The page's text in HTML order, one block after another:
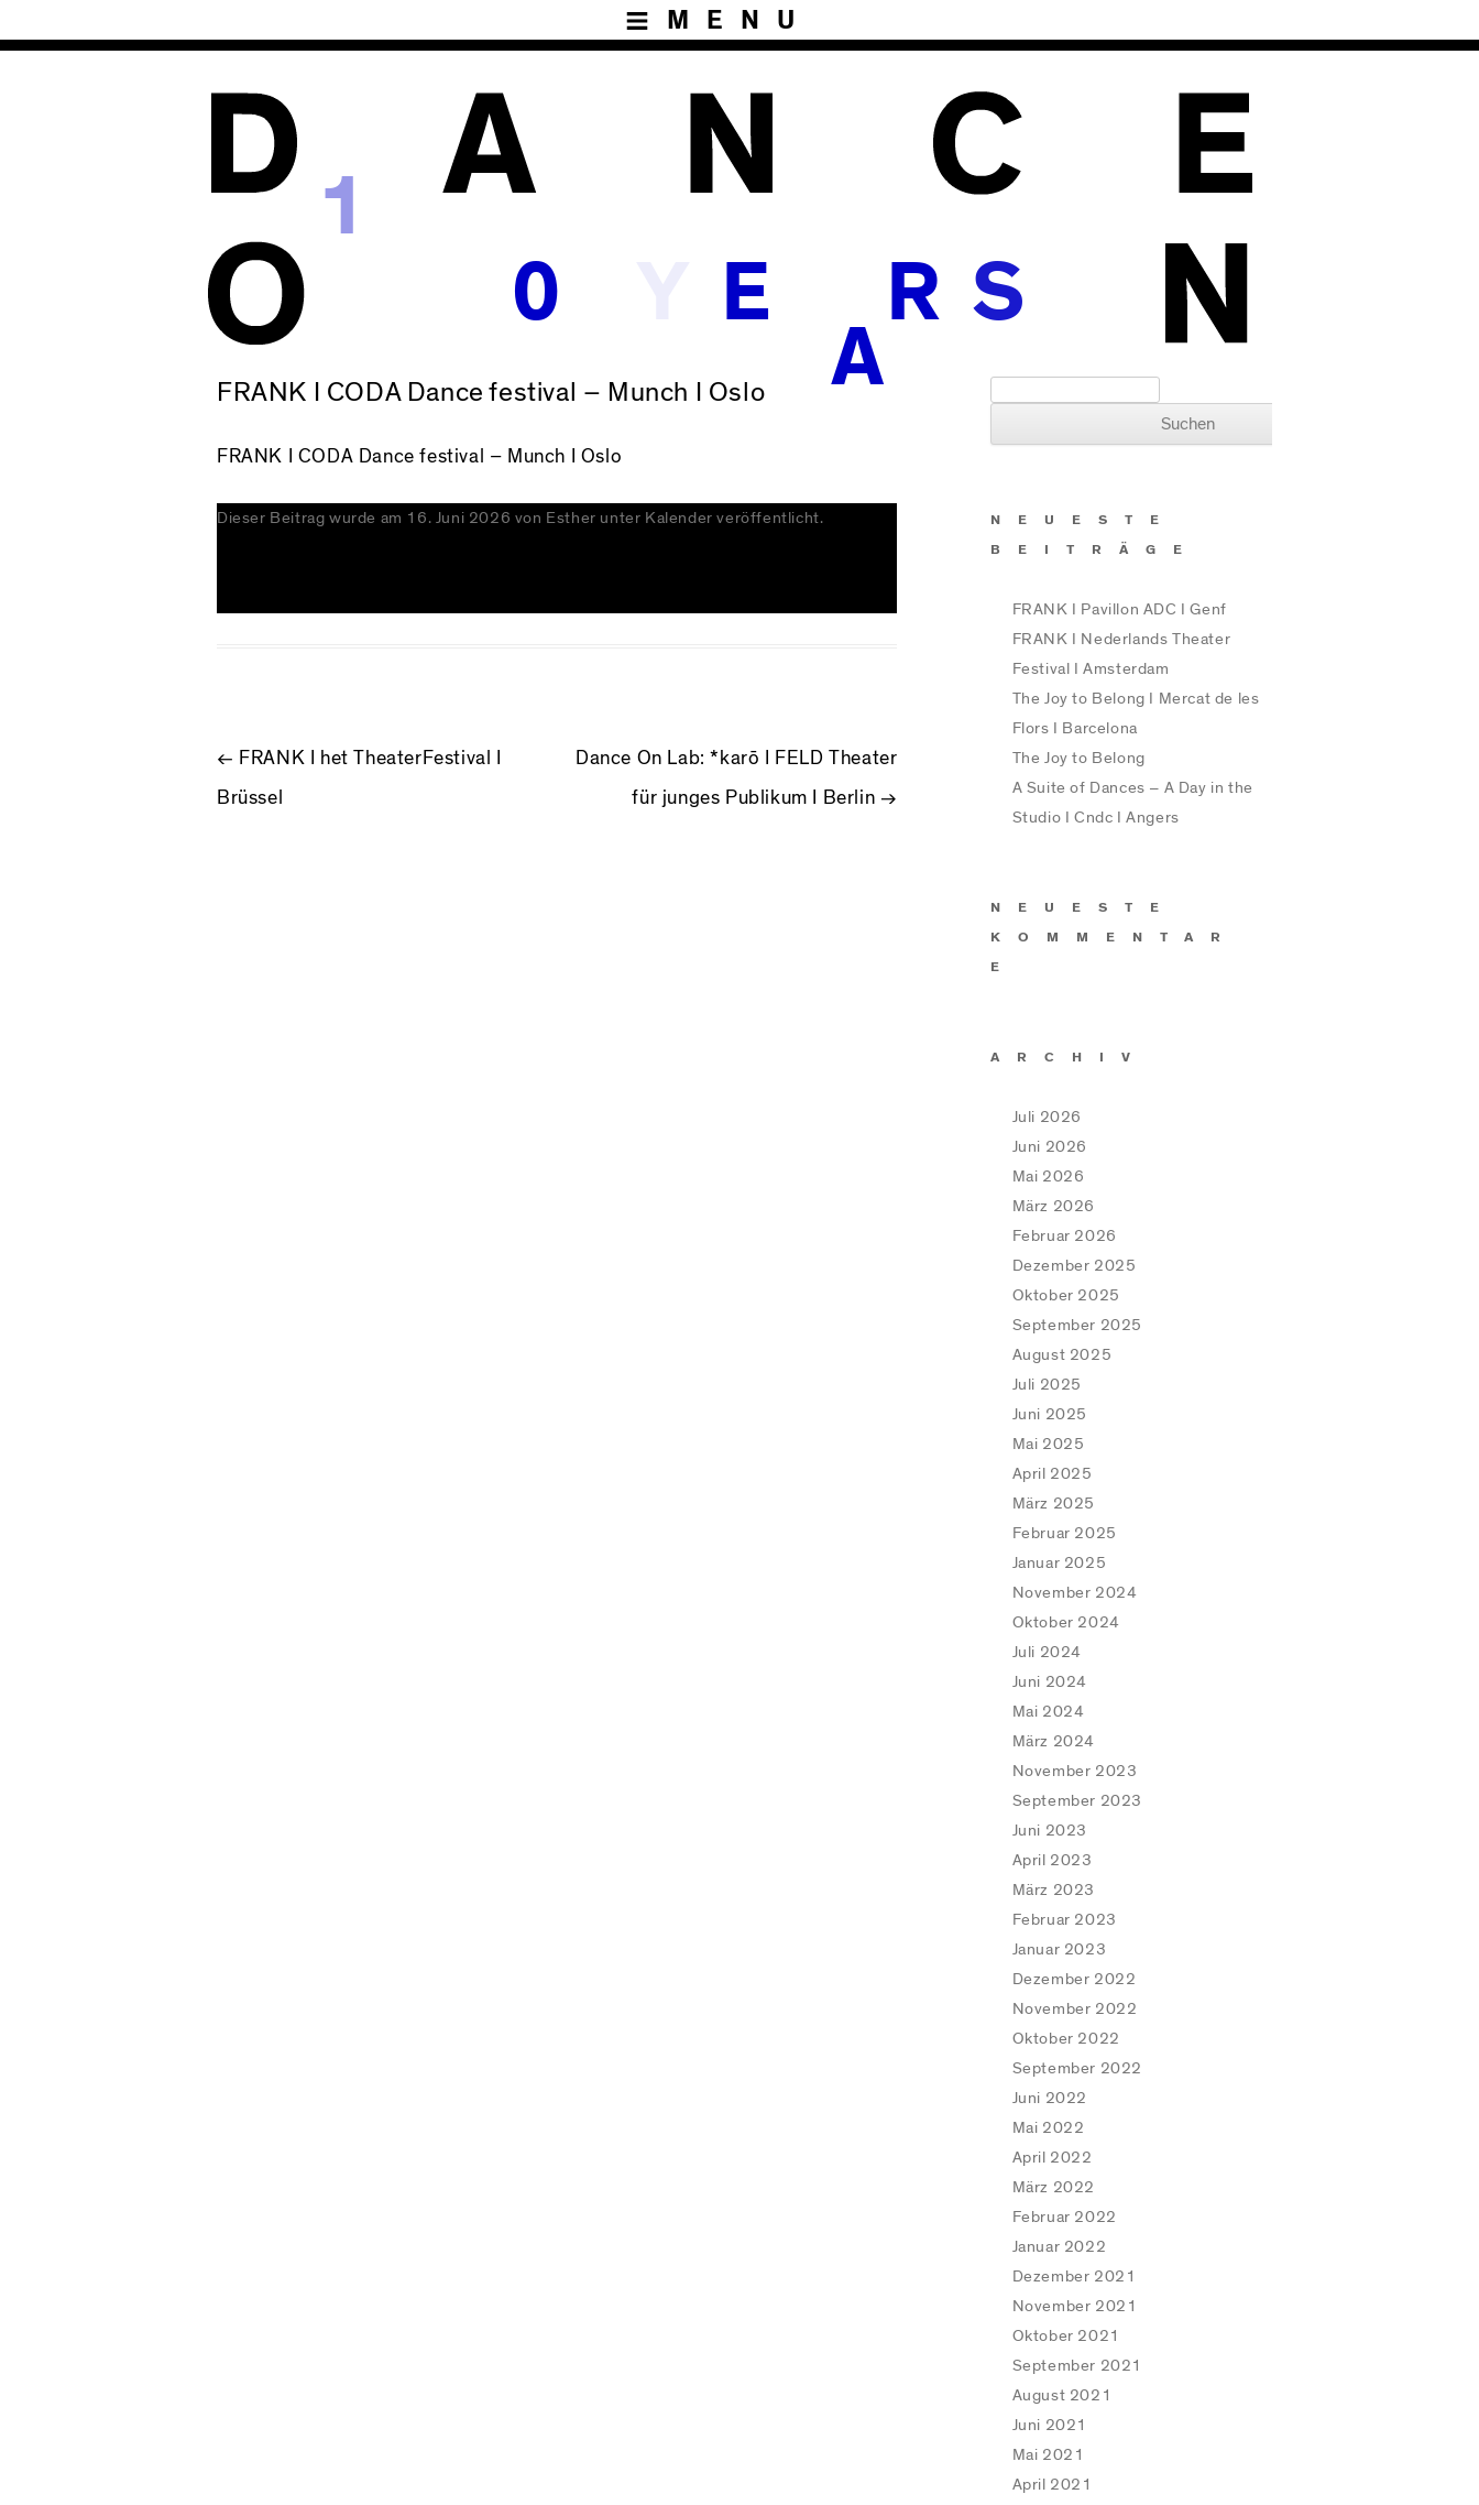
MENU
1
0
E
A
R
FRANK I CODA Dance festival – Munch I Oslo
FRANK I CODA Dance festival – Munch I Oslo
Dieser Beitrag wurde am 16. Juni 2026 von Esther unter Kalender veröffentlicht.
BEITRAGSNAVIGATION
← FRANK I het TheaterFestival I
Brüssel
Dance On Lab: *karō I FELD Theater
für junges Publikum I Berlin →
NEUESTE
BEITRÄGE
FRANK I Pavillon ADC I Genf
FRANK I Nederlands Theater
Festival I Amsterdam
The Joy to Belong I Mercat de les
Flors I Barcelona
The Joy to Belong
A Suite of Dances – A Day in the
Studio I Cndc I Angers
NEUESTE
KOMMENTAR
E
ARCHIV
Juli 2026
Juni 2026
Mai 2026
März 2026
Februar 2026
Dezember 2025
Oktober 2025
September 2025
August 2025
Juli 2025
Juni 2025
Mai 2025
April 2025
März 2025
Februar 2025
Januar 2025
November 2024
Oktober 2024
Juli 2024
Juni 2024
Mai 2024
März 2024
November 2023
September 2023
Juni 2023
April 2023
März 2023
Februar 2023
Januar 2023
Dezember 2022
November 2022
Oktober 2022
September 2022
Juni 2022
Mai 2022
April 2022
März 2022
Februar 2022
Januar 2022
Dezember 2021
November 2021
Oktober 2021
September 2021
August 2021
Juni 2021
Mai 2021
April 2021